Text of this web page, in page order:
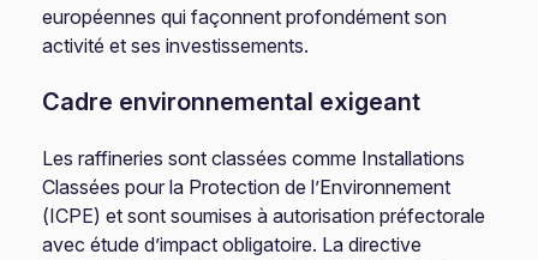
européennes qui façonnent profondément son
activité et ses investissements.
Cadre environnemental exigeant
Les raffineries sont classées comme Installations
Classées pour la Protection de l’Environnement
(ICPE) et sont soumises à autorisation préfectorale
avec étude d’impact obligatoire. La directive